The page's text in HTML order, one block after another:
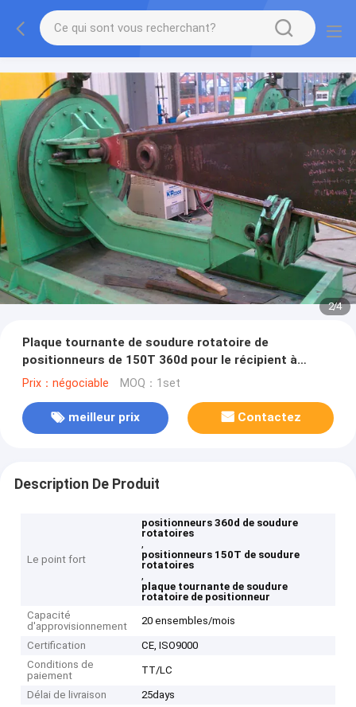
2/4
Plaque tournante de soudure rotatoire de
positionneurs de 150T 360d pour le récipient à
pression
Prix：négociable MOQ：1set
meilleur prix Contactez
Description De Produit
Le point fort
positionneurs 360d de soudure
rotatoires
,
positionneurs 150T de soudure
rotatoires
,
plaque tournante de soudure
rotatoire de positionneur
Capacité
d'approvisionnement
20 ensembles/mois
Certification
CE, ISO9000
Conditions de
paiement
TT/LC
Délai de livraison 25days